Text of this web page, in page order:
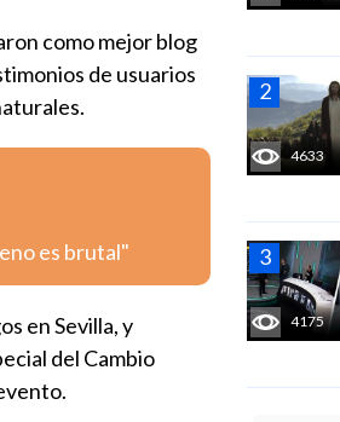
4633
4175
como mejor blog
de usuarios
es brutal"
en Sevilla, y
del Cambio